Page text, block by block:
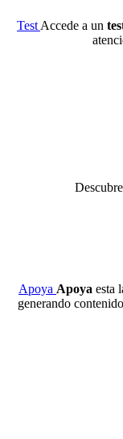
Test Accede a un
Apoya Apoya esta
generando